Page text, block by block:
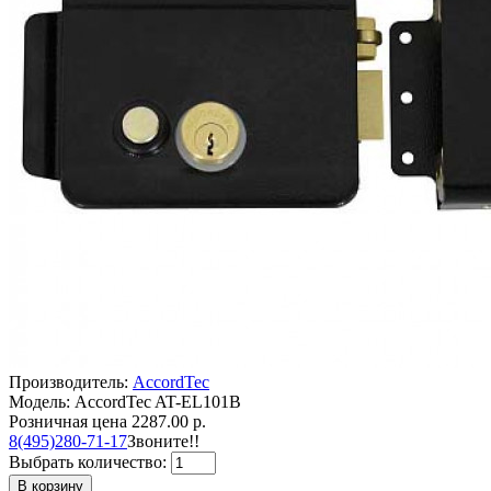
Производитель: AccordTec
Модель: AccordTec AT-EL101B
Розничная цена 2287.00 р.
8(495)280-71-17Звоните!!
Выбрать количество:
В корзину